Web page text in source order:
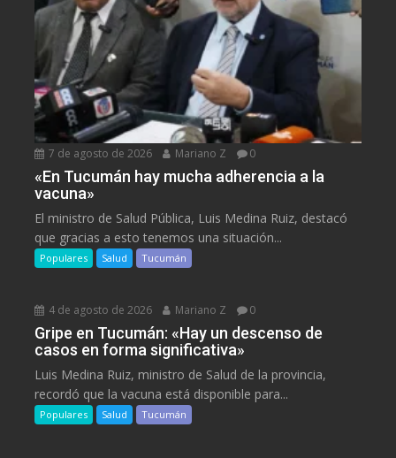
7 de agosto de 2026 Mariano Z 0
«En Tucumán hay mucha adherencia a la
vacuna»
El ministro de Salud Pública, Luis Medina Ruiz, destacó
que gracias a esto tenemos una situación...
Populares Salud Tucumán
4 de agosto de 2026 Mariano Z 0
Gripe en Tucumán: «Hay un descenso de
casos en forma significativa»
Luis Medina Ruiz, ministro de Salud de la provincia,
recordó que la vacuna está disponible para...
Populares Salud Tucumán